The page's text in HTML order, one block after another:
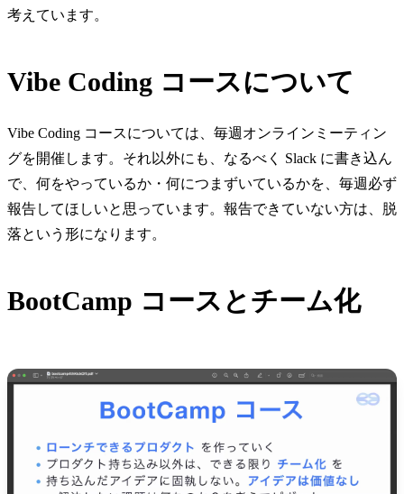
考えています。
Vibe Coding コースについて
Vibe Coding コースについては、毎週オンラインミーティン
グを開催します。それ以外にも、なるべく Slack に書き込ん
で、何をやっているか・何につまずいているかを、毎週必ず
報告してほしいと思っています。報告できていない方は、脱
落という形になります。
BootCamp コースとチーム化